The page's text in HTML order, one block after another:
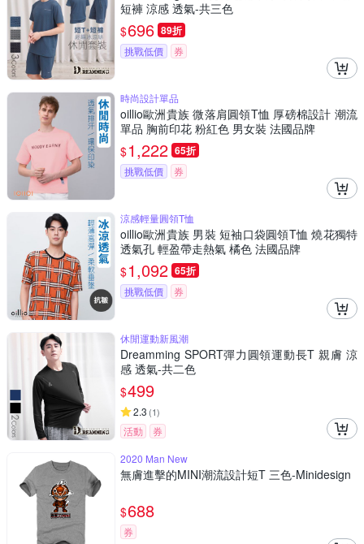
短褲 涼感 透氣-共三色
$696 89折
挑戰低價 券
時尚設計單品
oillio歐洲貴族 微落肩圓領T恤 厚磅棉設計 潮流
單品 胸前印花 粉紅色 男女裝 法國品牌
$1,222 65折
挑戰低價 券
涼感輕量圓領T恤
oillio歐洲貴族 男裝 短袖口袋圓領T恤 燒花獨特
透氣孔 輕盈帶走熱氣 橘色 法國品牌
$1,092 65折
挑戰低價 券
休閒運動新風潮
Dreamming SPORT彈力圓領運動長T 親膚 涼
感 透氣-共二色
$499
2.3 (1)
活動
券
2020 Man New
無膚進擊的MINI潮流設計短T 三色-Minidesign
$688
券